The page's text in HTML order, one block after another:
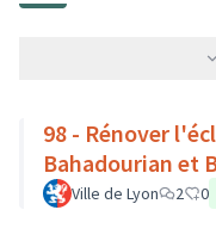
98 - Rénover
Bahadourian et
Ville de Lyon 2 0